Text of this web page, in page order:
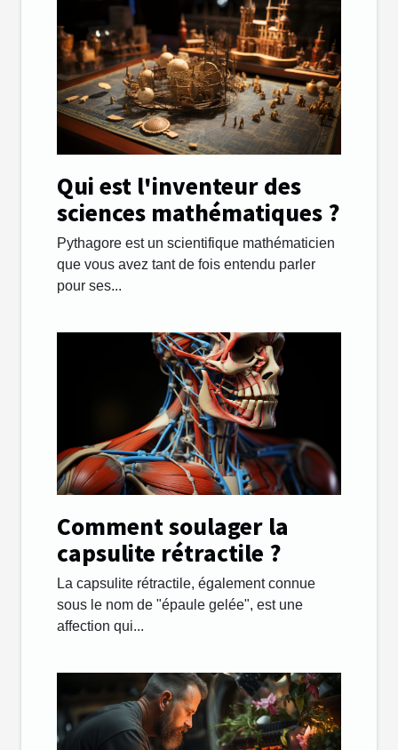
Qui est l'inventeur des
sciences mathématiques ?
Pythagore est un scientifique mathématicien
que vous avez tant de fois entendu parler
pour ses...
Comment soulager la
capsulite rétractile ?
La capsulite rétractile, également connue
sous le nom de "épaule gelée", est une
affection qui...